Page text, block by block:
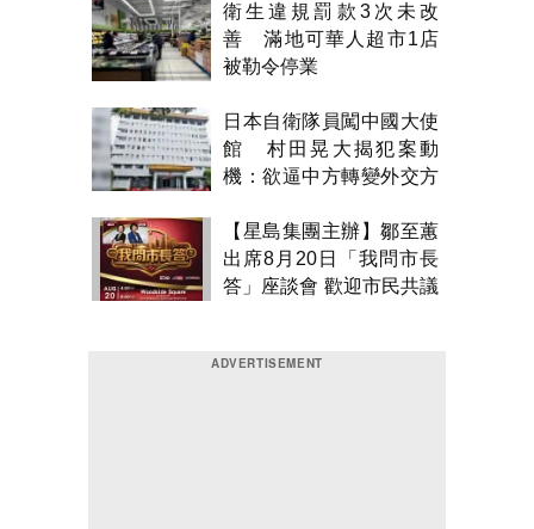
衛生違規罰款3次未改
善 滿地可華人超市1店
被勒令停業
日本自衛隊員闖中國大使
館 村田晃大揭犯案動
機：欲逼中方轉變外交方
【星島集團主辦】鄒至蕙
出席8月20日「我問市長
答」座談會 歡迎市民共議